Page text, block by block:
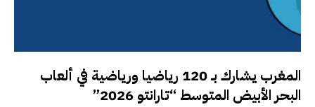
المغرب يشارك بـ 120 رياضيا ورياضية في ألعاب
البحر الأبيض المتوسط “تارانتو 2026”